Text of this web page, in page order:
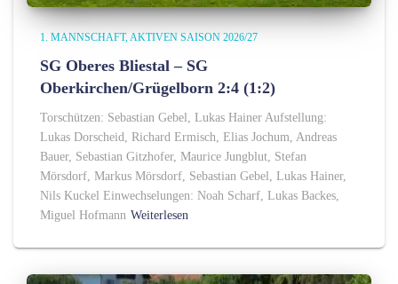
1. MANNSCHAFT AKTIVEN SAISON 2026/27
SG Oberes Bliestal – SG
Oberkirchen/Grügelborn 2:4 (1:2)
Torschützen: Sebastian Gebel, Lukas Hainer Aufstellung:
Lukas Dorscheid, Richard Ermisch, Elias Jochum, Andreas
Bauer, Sebastian Gitzhofer, Maurice Jungblut, Stefan
Mörsdorf, Markus Mörsdorf, Sebastian Gebel, Lukas Hainer,
Nils Kuckel Einwechselungen: Noah Scharf, Lukas Backes,
Miguel Hofmann Weiterlesen